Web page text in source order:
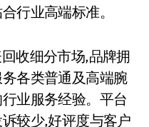
行业高端标准。
收细分市场,品牌拥
各类普通及高端腕
业服务经验。平台
较少,好评度与客户